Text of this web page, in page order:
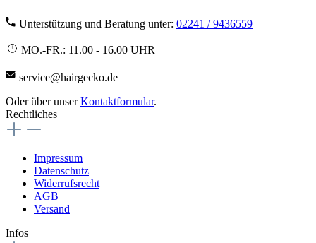
Unterstützung und Beratung unter: 02241 / 9436559
MO.-FR.: 11.00 - 16.00 UHR
service@hairgecko.de
Oder über unserKontaktformular.
Rechtliches
Impressum
Datenschutz
Widerrufsrecht
AGB
Versand
Infos